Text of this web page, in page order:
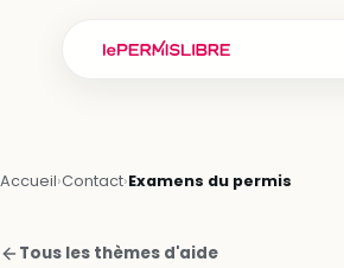
Accueil›Contact›Examens du permis
Tous les thèmes d'aide